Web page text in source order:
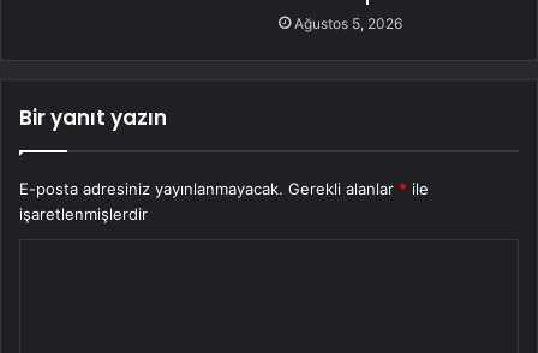
Ağustos 5, 2026
Bir yanıt yazın
E-posta adresiniz yayınlanmayacak. Gerekli alanlar * ile
işaretlenmişlerdir